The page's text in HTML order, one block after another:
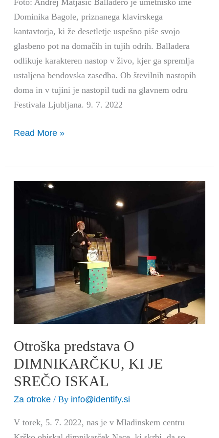
Foto: Andrej Matjašič Balladero je umetniško ime
Dominika Bagole, priznanega klavirskega
kantavtorja, ki že desetletje uspešno piše svojo
glasbeno pot na domačih in tujih odrih. Balladera
odlikuje karakteren nastop v živo, kjer ga spremlja
ustaljena bendovska zasedba. Ob številnih nastopih
doma in v tujini je nastopil tudi na glavnem odru
Festivala Ljubljana. 9. 7. 2022
Read More »
Otroška predstava O
DIMNIKARČKU, KI JE
SREČO ISKAL
Za otroke / By info@identify.si
V torek, 5. 7. 2022, nas je v Mladinskem centru
Otroška
predstava
DIMNIKARČKU,
SREČO
ISKAL